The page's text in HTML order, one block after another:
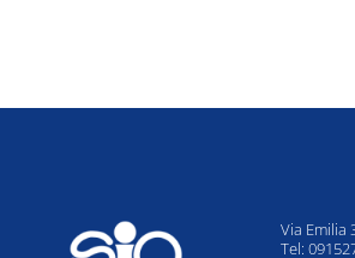
Via Emilia
Tel: